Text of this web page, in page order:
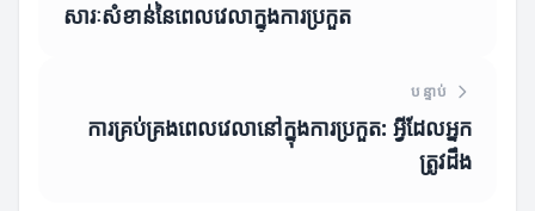
សារៈសំខាន់នៃពេលវេលាក្នុងការប្រកួត
បន្ទាប់
ការគ្រប់គ្រងពេលវេលានៅក្នុងការប្រកួត: អ្វីដែលអ្នក
ត្រូវដឹង